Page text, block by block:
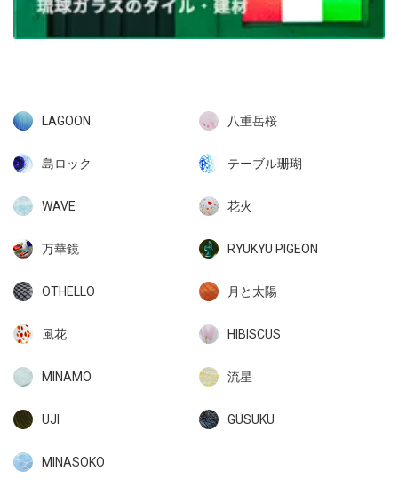
LAGOON 八重岳桜
島ロック テーブル珊瑚
WAVE 花火
万華鏡 RYUKYU PIGEON
OTHELLO 月と太陽
風花 HIBISCUS
MINAMO 流星
UJI GUSUKU
MINASOKO